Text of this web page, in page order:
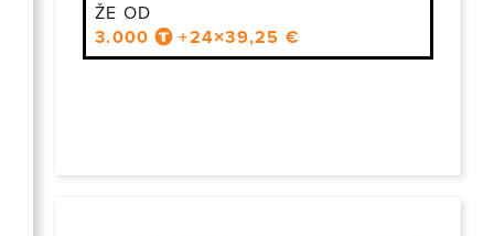
ŽE OD
3.000
+24×39,25 €